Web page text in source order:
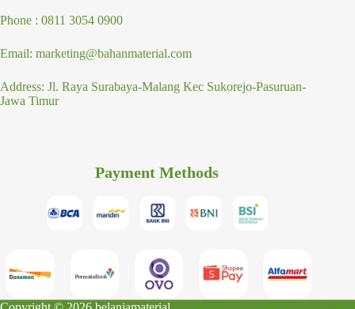
Phone : 0811 3054 0900
Email: marketing@bahanmaterial.com
Address: Jl. Raya Surabaya-Malang Kec Sukorejo-Pasuruan-
Jawa Timur
Payment Methods